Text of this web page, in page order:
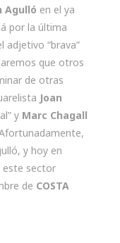
Agulló en el ya
por la última
adjetivo “brava”
que otros
de otras
Joan
y Marc Chagall
y hoy en
este sector
de COSTA